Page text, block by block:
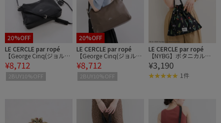
20%OFF
LE CERCLE par ropé
【George Cinq(ジョルジ
ュサンク)】orieans one
handle bag/WEB限定/2
WAY
¥8,712
2BUY10%OFF
20%OFF
LE CERCLE par ropé
【George Cinq(ジョルジ
ュサンク)】orieans one
handle bag/WEB限定/2
WAY
¥8,712
2BUY10%OFF
LE CERCLE par ropé
【NYBG】ボタニカル柄
巾着バッグ
¥3,190
1件